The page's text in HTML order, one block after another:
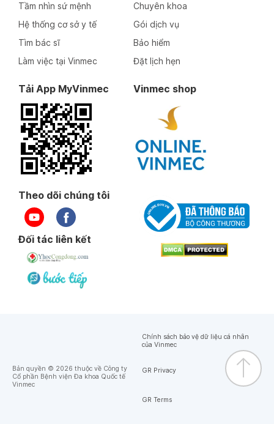
Tầm nhìn sứ mệnh
Hệ thống cơ sở y tế
Tìm bác sĩ
Làm việc tại Vinmec
Chuyên khoa
Gói dịch vụ
Bảo hiểm
Đặt lịch hẹn
Tải App MyVinmec Vinmec shop
Theo dõi chúng tôi
Đối tác liên kết
Bản quyền © 2026 thuộc về Công ty
Cổ phần Bệnh viện Đa khoa Quốc tế
Vinmec
Chính sách bảo vệ dữ liệu cá nhân
của Vinmec
GR Privacy
GR Terms